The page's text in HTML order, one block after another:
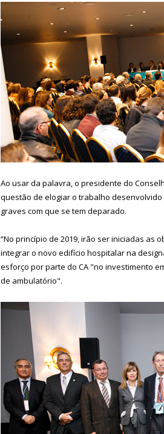
Ao usar da palavra, o presidente do
questão de elogiar o trabalho desenvolvido
graves com que se tem deparado.
“No princípio de 2019, irão ser iniciadas as
integrar o novo edifício hospitalar na
esforço por parte do CA "no investimento
de ambulatório".